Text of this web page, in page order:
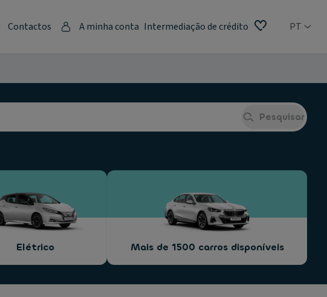
Contactos A minha conta Intermediação de crédito PT
Pesquisar
Elétrico Mais de 1500 carros disponíveis